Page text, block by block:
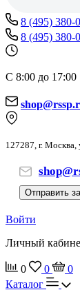
8 (495) 380-
8 (495) 380-
С 8:00 до 17:00
127287, г.
Отправить
Войти
Личный
0 0
0
Каталог